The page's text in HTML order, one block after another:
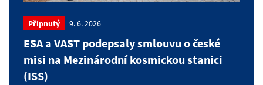
Připnutý 9. 6. 2026
ESA a VAST podepsaly smlouvu o české
misi na Mezinárodní kosmickou stanici
(ISS)